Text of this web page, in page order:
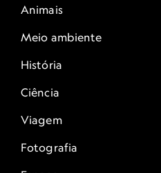
Animais
Meio ambiente
História
Ciência
Viagem
Fotografia